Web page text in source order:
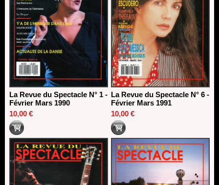
La Revue du Spectacle N° 1 -
Février Mars 1990
10,00 €
La Revue du Spectacle N° 6 -
Février Mars 1991
10,00 €